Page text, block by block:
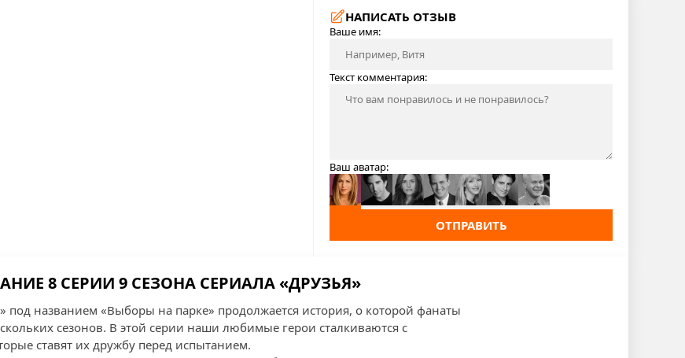
НАПИСАТЬ ОТЗЫВ
Ваше имя:
Текст комментария:
Ваш аватар:
ОТПРАВИТЬ
8 СЕРИИ 9 СЕЗОНА СЕРИАЛА «ДРУЗЬЯ»
под названием «Выборы на парке» продолжается история, о которой фанаты
сезонов. В этой серии наши любимые герои сталкиваются с
ставят их дружбу перед испытанием.